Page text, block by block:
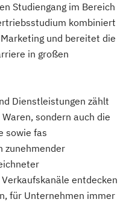
Studiengang im Bereich
kombiniert
und bereitet die
in großen
Dienstleistungen zählt
sondern auch die
sowie fas
zunehmender
entdecken
für Unternehmen immer